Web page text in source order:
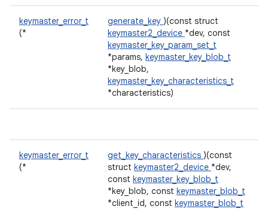
keymaster_error_t
(*
generate_key )(const struct
keymaster2_device *dev, const
keymaster_key_param_set_t
*params, keymaster_key_blob_t
*key_blob,
keymaster_key_characteristics_t
*characteristics)
keymaster_error_t
(*
get_key_characteristics )(const
struct keymaster2_device *dev,
const keymaster_key_blob_t
*key_blob, const keymaster_blob_t
*client_id, const keymaster_blob_t